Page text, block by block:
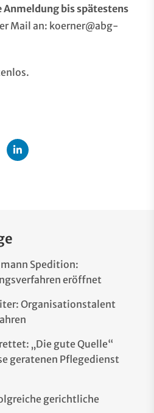
Anmeldung bis spätestens
Mail an: koerner@abg-
Spedition:
eröffnet
Organisationstalent
„Die gute Quelle“
geratenen Pflegedienst
gerichtliche